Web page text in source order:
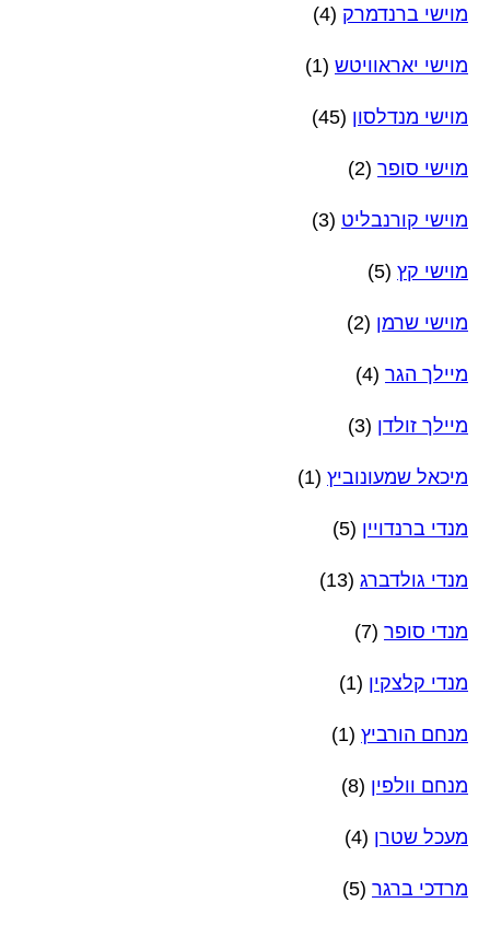
מוישי ברנדמרק (4)
מוישי יאראוויטש (1)
מוישי מנדלסון (45)
מוישי סופר (2)
מוישי קורנבליט (3)
מוישי קץ (5)
מוישי שרמן (2)
מיילך הגר (4)
מיילך זולדן (3)
מיכאל שמעונוביץ (1)
מנדי ברנדויין (5)
מנדי גולדברג (13)
מנדי סופר (7)
מנדי קלצקין (1)
מנחם הורביץ (1)
מנחם וולפין (8)
מעכל שטרן (4)
מרדכי ברגר (5)